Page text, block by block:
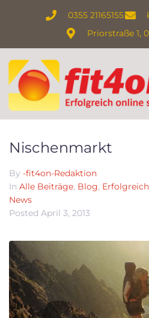
0355 21165155
Priorstraße 1,
Nischenmarkt
By -fit4on-Redaktion
In Alle Beiträge, Blog,
News
Posted April 3, 2013